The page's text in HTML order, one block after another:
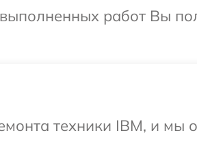
работ Вы
техники IBM, и мы